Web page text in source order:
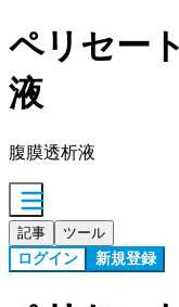
ペリセー
液
腹膜透析液
記事 ツール
ログイン 新規登録